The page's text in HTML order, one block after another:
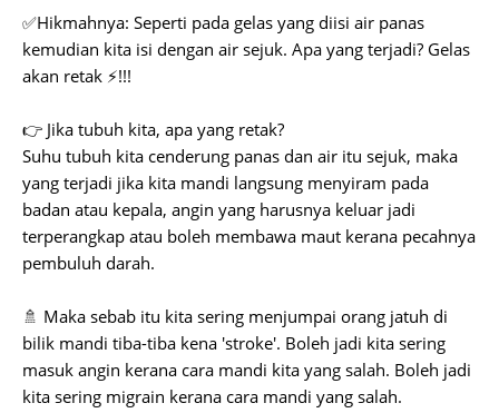
✅Hikmahnya: Seperti pada gelas yang diisi air panas
kemudian kita isi dengan air sejuk. Apa yang terjadi? Gelas
akan retak ⚡!!!
👉 Jika tubuh kita, apa yang retak?
Suhu tubuh kita cenderung panas dan air itu sejuk, maka
yang terjadi jika kita mandi langsung menyiram pada
badan atau kepala, angin yang harusnya keluar jadi
terperangkap atau boleh membawa maut kerana pecahnya
pembuluh darah.
🚿 Maka sebab itu kita sering menjumpai orang jatuh di
bilik mandi tiba-tiba kena 'stroke'. Boleh jadi kita sering
masuk angin kerana cara mandi kita yang salah. Boleh jadi
kita sering migrain kerana cara mandi yang salah.